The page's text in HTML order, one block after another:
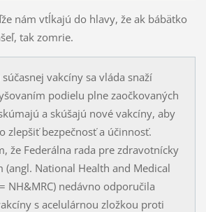
nám vtĺkajú do hlavy, že ak bábätko
tak zomrie.
vakcíny sa vláda snaží
podielu plne zaočkovaných
a skúšajú nové vakcíny, aby
zlepšiť bezpečnosť a účinnosť.
že Federálna rada pre zdravotnícky
(angl. National Health and Medical
NH&MRC) nedávno odporučila
s acelulárnou zložkou proti